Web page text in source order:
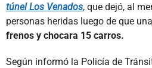
túnel Los Venados, que dejó, al
personas heridas luego de que una
frenos y chocara 15 carros.
Según informó la Policía de